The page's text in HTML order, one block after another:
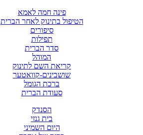
פינה חמה לאמא
הטיפול בתינוק לאחר הברית
סיפורים
תפילות
סדר הברית
המוהל
קריאת השם לתינוק
שושבינים-קוואטער
ברכת הגומל
סעודת הברית
הסנדק
בית גנזי
היום השמיני